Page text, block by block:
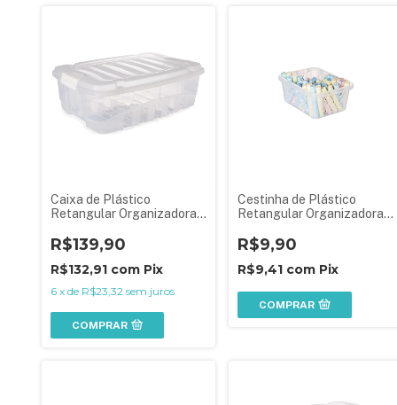
Caixa de Plástico
Retangular Organizadora
Laterais Gran Box
R$139,90
R$132,91 com Pix
6 x de R$23,32 sem juros
COMPRAR
Cestinha de Plástico
Retangular Organizadora
R$9,90
R$9,41 com Pix
COMPRAR